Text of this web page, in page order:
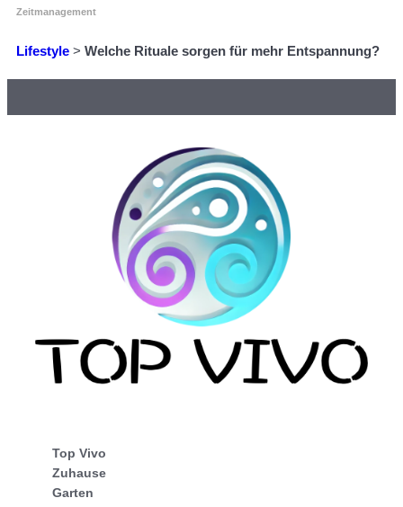
Zeitmanagement
Lifestyle > Welche Rituale sorgen für mehr Entspannung?
Top Vivo
Zuhause
Garten